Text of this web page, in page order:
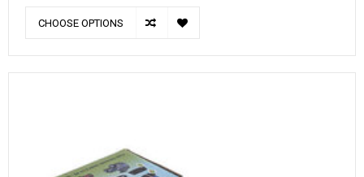
CHOOSE OPTIONS